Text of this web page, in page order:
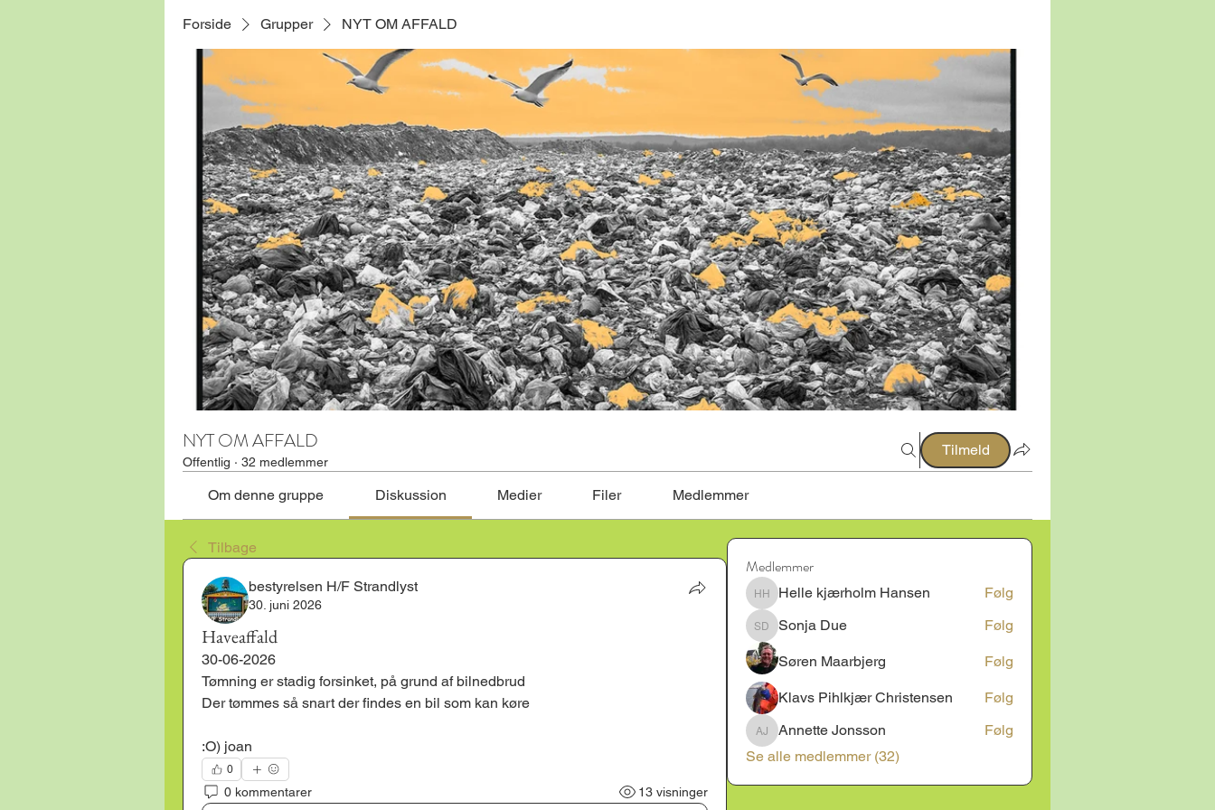
Forside Grupper NYT OM AFFALD
NYT OM AFFALD
Offentlig · 32 medlemmer
Tilmeld
Om denne gruppe Diskussion Medier Filer Medlemmer
Tilbage
bestyrelsen H/F Strandlyst
30. juni 2026
Haveaffald
30-06-2026
Tømning er stadig forsinket, på grund af bilnedbrud
Der tømmes så snart der findes en bil som kan køre
:O) joan
0
0 kommentarer 13 visninger
Medlemmer
Helle kjærholm Hansen
Helle kjærholm Hansen Følg
Sonja Due
Sonja Due Følg
Søren Maarbjerg Følg
Klavs Pihlkjær Christensen Følg
Annette Jonsson
Annette Jonsson
Følg
Se alle medlemmer (32)